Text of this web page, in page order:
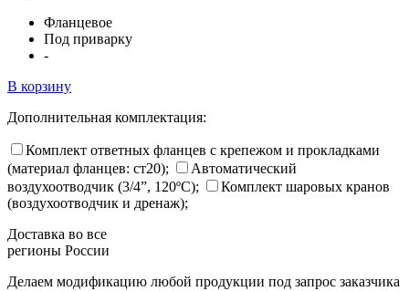
Фланцевое
Под приварку
-
В корзину
Дополнительная комплектация:
Комплект ответных фланцев с крепежом и прокладками
(материал фланцев: ст20);
Автоматический
воздухоотводчик (3/4”, 120ºC);
Комплект шаровых кранов
(воздухоотводчик и дренаж);
Доставка во все
регионы России
Делаем модификацию любой продукции под запрос заказчика